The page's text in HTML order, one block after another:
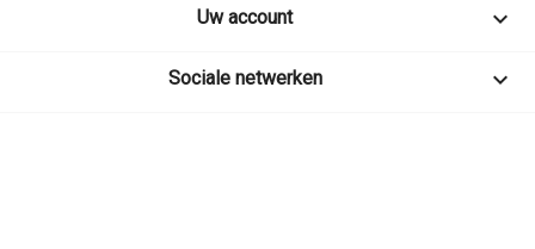
Uw account 
Sociale netwerken 